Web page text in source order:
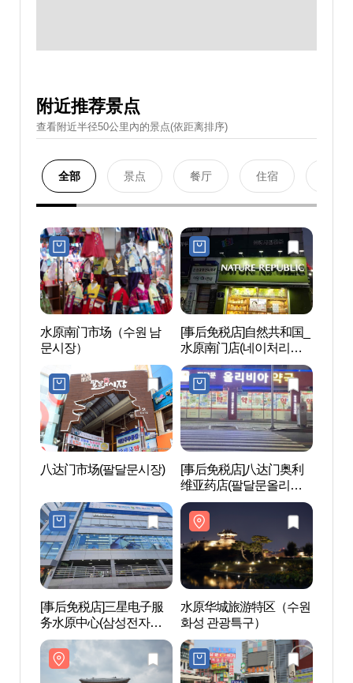
附近推荐景点
查看附近半径50公里內的景点(依距离排序)
全部 景点 餐厅 住宿
水原南门市场（수원 남
문시장）
[事后免税店]自然共和国_
水原南门店(네이처리퍼
블릭 수원남문점)
八达门市场(팔달문시장)
[事后免税店]八达门奥利
维亚药店(팔달문올리비
아약국)
[事后免税店]三星电子服
务水原中心(삼성전자서
비스 수원센터)
水原华城旅游特区（수원
화성 관광특구）